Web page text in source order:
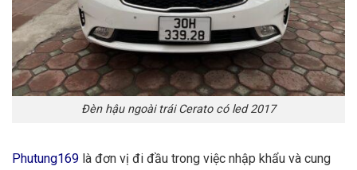
Đèn hậu ngoài trái Cerato có led 2017
Phutung169 là đơn vị đi đầu trong việc nhập khẩu và cung